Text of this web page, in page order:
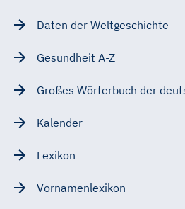
Daten der Weltgeschichte
Gesundheit A-Z
Großes Wörterbuch der
Kalender
Lexikon
Vornamenlexikon